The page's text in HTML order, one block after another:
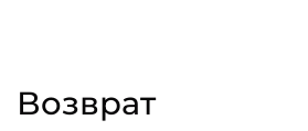
Возврат